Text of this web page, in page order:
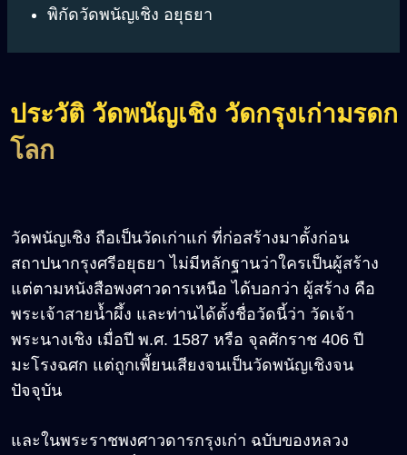
พิกัดวัดพนัญเชิง อยุธยา
ประวัติ วัดพนัญเชิง วัดกรุงเก่ามรดก
โลก
วัดพนัญเชิง ถือเป็นวัดเก่าแก่ ที่ก่อสร้างมาตั้งก่อน
สถาปนากรุงศรีอยุธยา ไม่มีหลักฐานว่าใครเป็นผู้สร้าง
แต่ตามหนังสือพงศาวดารเหนือ ได้บอกว่า ผู้สร้าง คือ
พระเจ้าสายน้ำผึ้ง และท่านได้ตั้งชื่อวัดนี้ว่า วัดเจ้า
พระนางเชิง เมื่อปี พ.ศ. 1587 หรือ จุลศักราช 406 ปี
มะโรงฉศก แต่ถูกเพี้ยนเสียงจนเป็นวัดพนัญเชิงจน
ปัจจุบัน
และในพระราชพงศาวดารกรุงเก่า ฉบับของหลวง